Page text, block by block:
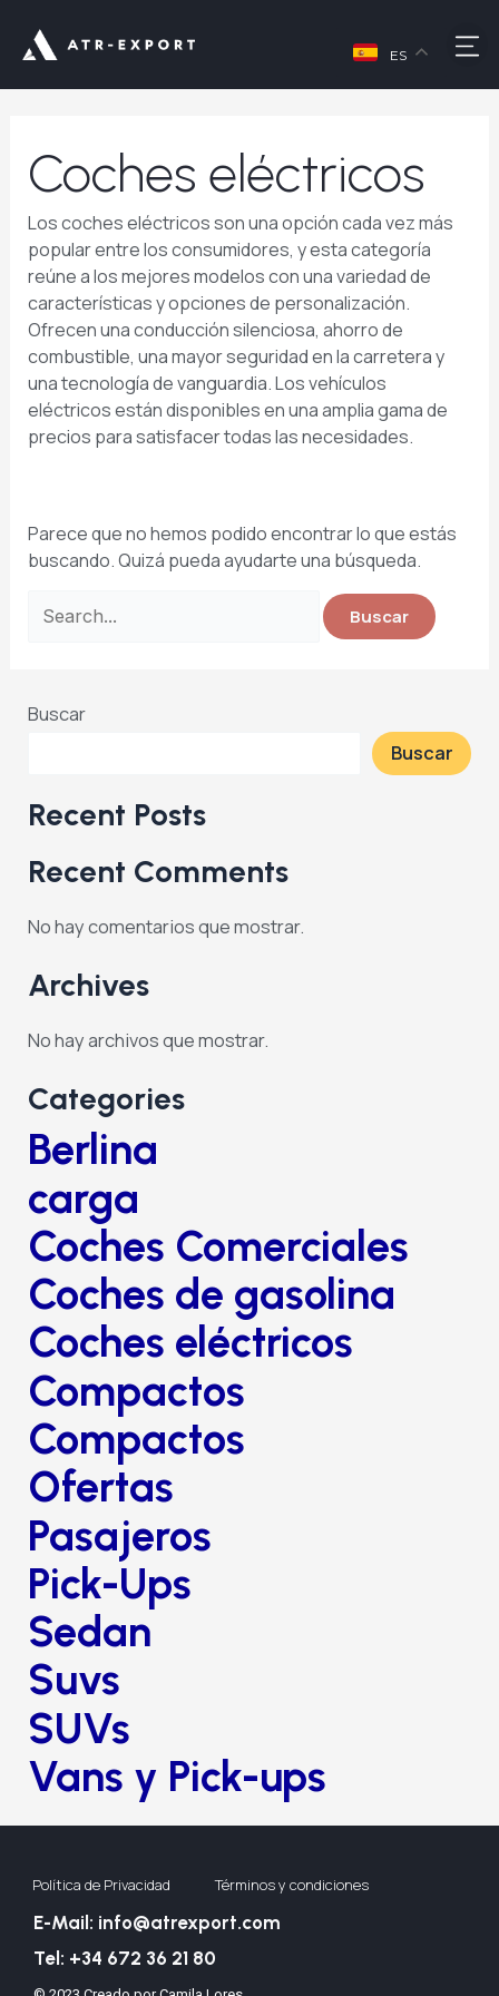
al
contenido ES
Coches eléctricos
Los coches eléctricos son una opción cada vez más
popular entre los consumidores, y esta categoría
reúne a los mejores modelos con una variedad de
características y opciones de personalización.
Ofrecen una conducción silenciosa, ahorro de
combustible, una mayor seguridad en la carretera y
una tecnología de vanguardia. Los vehículos
eléctricos están disponibles en una amplia gama de
precios para satisfacer todas las necesidades.
Parece que no hemos podido encontrar lo que estás
buscando. Quizá pueda ayudarte una búsqueda.
por:
Buscar
Buscar
Recent Posts
Recent Comments
No hay comentarios que mostrar.
Archives
No hay archivos que mostrar.
Categories
Berlina
carga
Coches Comerciales
Coches de gasolina
Coches eléctricos
Compactos
Compactos
Ofertas
Pasajeros
Pick-Ups
Sedan
Suvs
SUVs
Vans y Pick-ups
Política de Privacidad Términos y condiciones
E-Mail: info@atrexport.com
Tel: +34 672 36 21 80